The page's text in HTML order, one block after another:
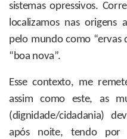
sistemas opressivos.
localizamos nas origens
pelo mundo como “ervas
“boa nova”.
Esse contexto, me
assim como este, as
(dignidade/cidadania)
após noite, tendo por